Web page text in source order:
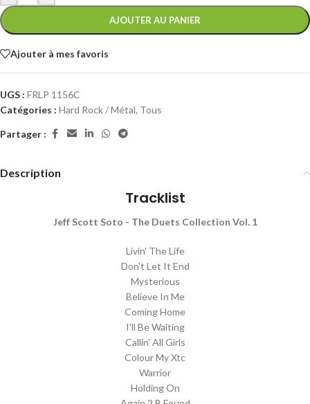
AJOUTER AU PANIER
Ajouter à mes favoris
UGS : FRLP 1156C
Catégories : Hard Rock / Métal, Tous
Partager :
Description
Tracklist
Jeff Scott Soto - The Duets Collection Vol. 1
Livin' The Life
Don't Let It End
Mysterious
Believe In Me
Coming Home
I'll Be Waiting
Callin' All Girls
Colour My Xtc
Warrior
Holding On